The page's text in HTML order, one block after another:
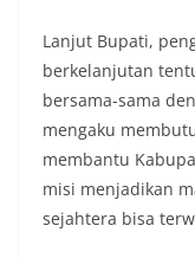
dan
Polri
to Door
personel
Lanjut Bupati,
berkelanjutan
bersama-sama
mengaku
membantu
misi menjadikan
sejahtera bisa